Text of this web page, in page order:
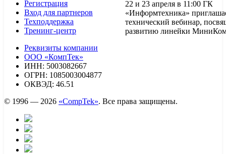
22 и 23 апреля в 11:00 ГК
«Информтехника»
технический вебинар,
развитию линейки
Регистрация
Вход для партнеров
Техподдержка
Тренинг-центр
Реквизиты компании
ООО «КомпТек»
ИНН: 5003082667
ОГРН: 1085003004877
ОКВЭД: 46.51
© 1996 — 2026 «CompTek». Все права защищены.